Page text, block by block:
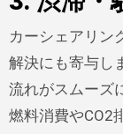
カーシェアリン
解決にも寄与し
流れがスムーズ
燃料消費やCO2